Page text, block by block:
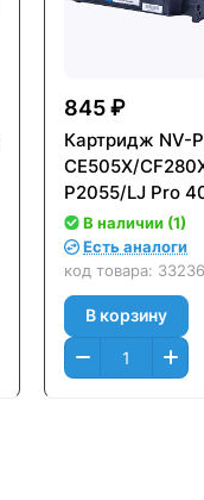
845 ₽
Картридж NV-
CE505X/
P2055/LJ Pro
M425 (6900стр.)
В наличии (1)
Есть аналоги
код товара: 33236
В корзину